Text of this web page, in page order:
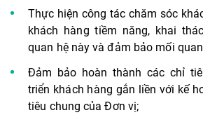
Thực hiện công tác chăm sóc
khách hàng tiềm năng, khai
quan hệ này và đảm bảo mối
Đảm bảo hoàn thành các chỉ
triển khách hàng gắn liền với kế
tiêu chung của Đơn vị;